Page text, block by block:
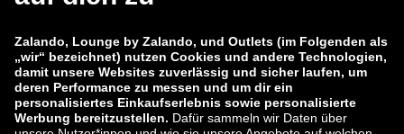
zalando-lounge.fi zalando-lounge.dk
zalando-lounge.co.uk zalando-lounge.pl